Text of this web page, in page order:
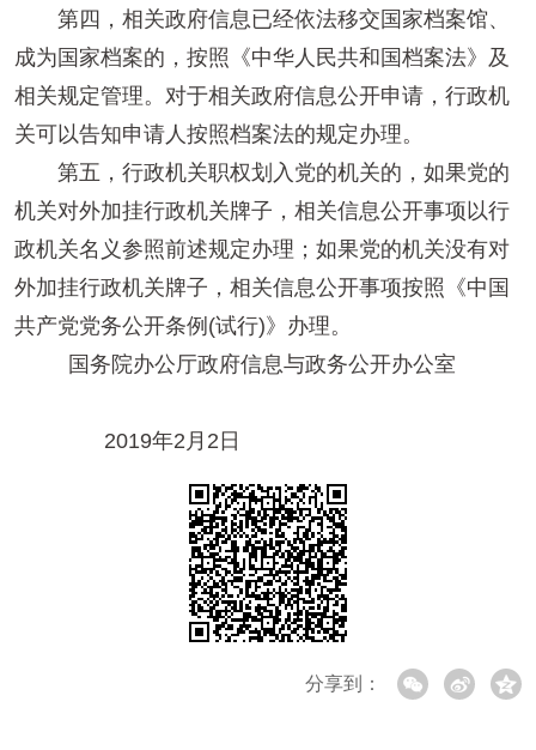
第四，相关政府信息已经依法移交国家档案馆、
成为国家档案的，按照《中华人民共和国档案法》及
相关规定管理。对于相关政府信息公开申请，行政机
关可以告知申请人按照档案法的规定办理。
第五，行政机关职权划入党的机关的，如果党的
机关对外加挂行政机关牌子，相关信息公开事项以行
政机关名义参照前述规定办理；如果党的机关没有对
外加挂行政机关牌子，相关信息公开事项按照《中国
共产党党务公开条例(试行)》办理。
国务院办公厅政府信息与政务公开办公室
2019年2月2日
分享到：